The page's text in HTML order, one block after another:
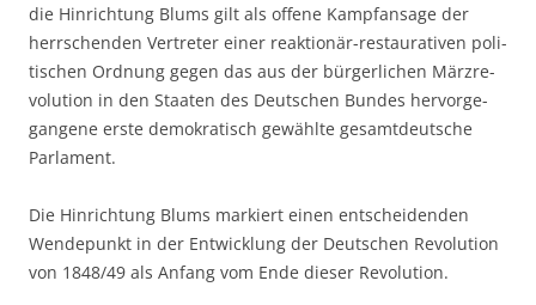
die Hin­rich­tung Blums gilt als offe­ne Kampf­an­sa­ge der
herr­schen­den Ver­tre­ter einer reak­tio­när-restau­ra­ti­ven poli­
ti­schen Ord­nung gegen das aus der bür­ger­li­chen März­re­
vo­lu­ti­on in den Staa­ten des Deut­schen Bun­des her­vor­ge­
gan­ge­ne ers­te demo­kra­tisch gewähl­te gesamt­deut­sche
Parlament.
Die Hin­rich­tung Blums mar­kiert einen ent­schei­den­den
Wen­de­punkt in der Ent­wick­lung der Deut­schen Revo­lu­ti­on
von 1848/49 als Anfang vom Ende die­ser Revolution.